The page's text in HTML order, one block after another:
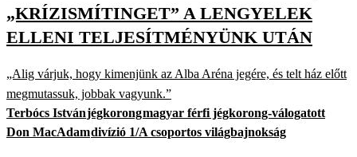
„KRÍZISMÍTINGET” A LENGYELEK
ELLENI TELJESÍTMÉNYÜNK UTÁN
„Alig várjuk, hogy kimenjünk az Alba Aréna jegére, és telt ház előtt
megmutassuk, jobbak vagyunk.”
Terbócs Istvánjégkorongmagyar férfi jégkorong-válogatott
Don MacAdamdivízió 1/A csoportos világbajnokság